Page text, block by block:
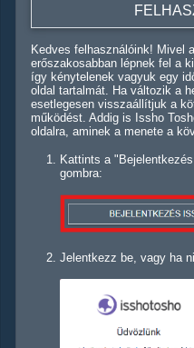
Kedves felhasználóink! Mivel
erőszakosabban lépnek fel a
így kénytelenek vagyuk egy
oldal tartalmát. Ha változik a
esetlegesen visszaállítjuk a
működést. Addig is Issho
oldalra, aminek a menete a
Kattints a
gombra:
Jelentkezz be, vagy ha